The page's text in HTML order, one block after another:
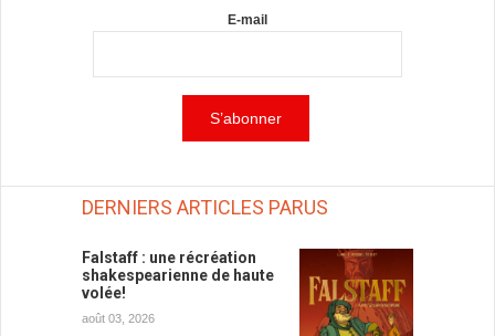
E-mail
DERNIERS ARTICLES PARUS
Falstaff : une récréation
shakespearienne de haute
volée!
août 03, 2026